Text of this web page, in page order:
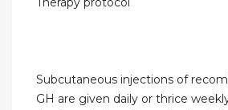
Subcutaneous injections of
GH are given daily or thrice